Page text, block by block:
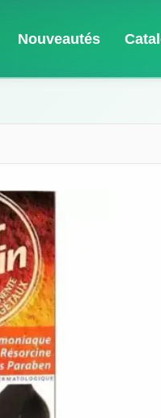
Nouveautés